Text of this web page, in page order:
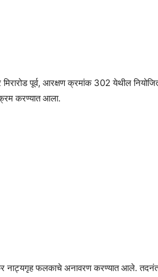
पूर्व, आरक्षण क्रमांक 302 येथील
करण्यात आला.
नाट्यगृह फलकाचे अनावरण करण्यात आले.